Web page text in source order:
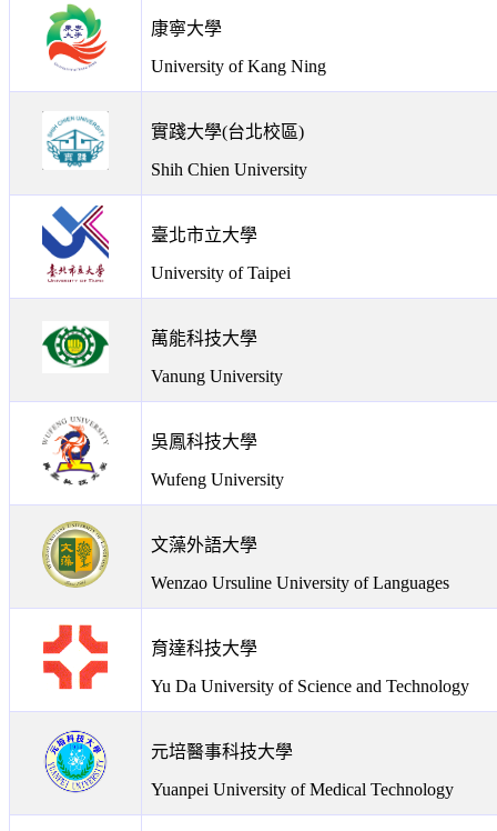
康寧大學
University of Kang Ning
實踐大學(台北校區)
Shih Chien University
臺北市立大學
University of Taipei
萬能科技大學
Vanung University
吳鳳科技大學
Wufeng University
文藻外語大學
Wenzao Ursuline University of Languages
育達科技大學
Yu Da University of Science and Technology
元培醫事科技大學
Yuanpei University of Medical Technology